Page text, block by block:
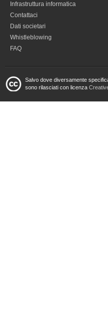
Infrastruttura informatica
Contattaci
Dati societari
Whistleblowing
FAQ
Salvo dove diversamente
sono rilasciati con licenza